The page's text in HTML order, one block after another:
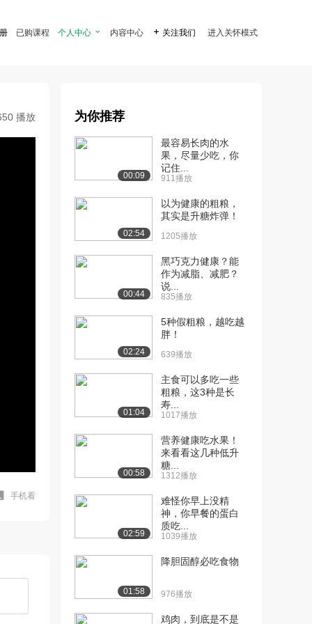
已购课程 个人中心  内容中心  关注我们 进入关怀模式
播放
手机看
为你推荐
00:09
最容易长肉的水
果，尽量少吃，你
记住...
911播放
02:54
以为健康的粗粮，
其实是升糖炸弹！
1205播放
00:44
黑巧克力健康？能
作为减脂、减肥？
说...
835播放
02:24
5种假粗粮，越吃越
胖！
639播放
01:04
主食可以多吃一些
粗粮，这3种是长
寿...
1017播放
00:58
营养健康吃水果！
来看看这几种低升
糖...
1312播放
02:59
难怪你早上没精
神，你早餐的蛋白
质吃...
1039播放
01:58
降胆固醇必吃食物
976播放
鸡肉，到底是不是